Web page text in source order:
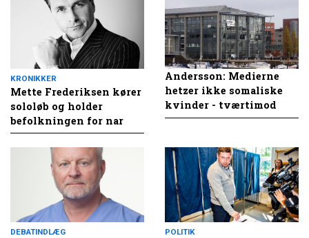
KRONIKKER
Mette Frederiksen kører
sololøb og holder
befolkningen for nar
Andersson: Medierne
hetzer ikke somaliske
kvinder - tværtimod
DEBATINDLÆG POLITIK